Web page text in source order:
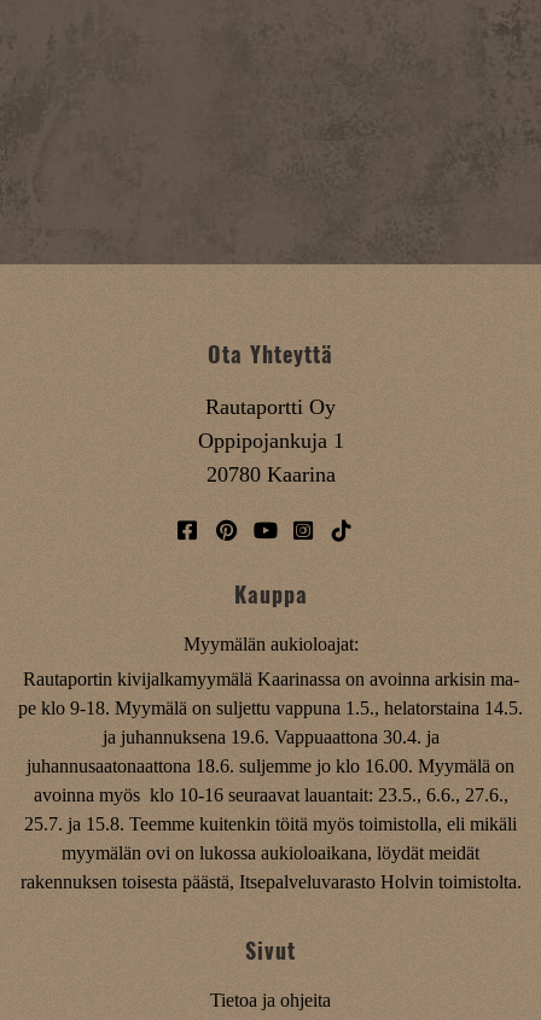
Ota Yhteyttä
Rautaportti Oy
Oppipojankuja 1
20780 Kaarina
Kauppa
Myymälän aukioloajat:
Rautaportin kivijalkamyymälä Kaarinassa on avoinna arkisin ma-
pe klo 9-18. Myymälä on suljettu vappuna 1.5., helatorstaina 14.5.
ja juhannuksena 19.6. Vappuaattona 30.4. ja
juhannusaatonaattona 18.6. suljemme jo klo 16.00. Myymälä on
avoinna myös klo 10-16 seuraavat lauantait: 23.5., 6.6., 27.6.,
25.7. ja 15.8. Teemme kuitenkin töitä myös toimistolla, eli mikäli
myymälän ovi on lukossa aukioloaikana, löydät meidät
rakennuksen toisesta päästä, Itsepalveluvarasto Holvin toimistolta.
Sivut
Tietoa ja ohjeita